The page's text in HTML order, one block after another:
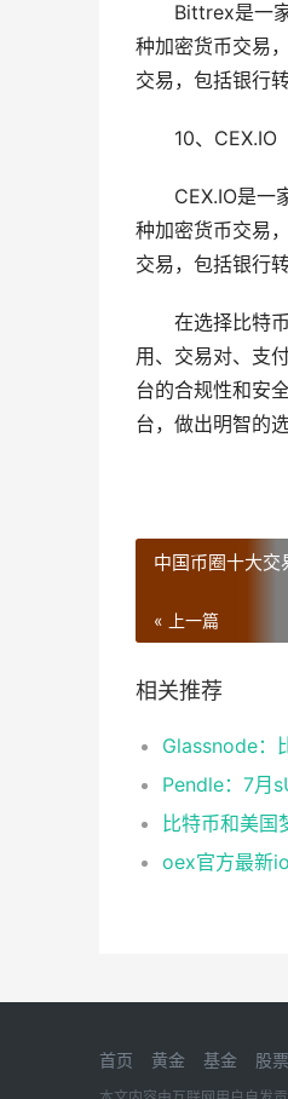
Bittrex是一
种加密货币交易
交易，包括银行
10、CEX.IO
CEX.IO是一
种加密货币交易
交易，包括银行
在选择比特
用、交易对、支
台的合规性和安
台，做出明智的选
中国币圈十大交
« 上一篇
相关推荐
Pendle：7月
比特币和美国
oex官方最新
首页 黄金 基金 股票